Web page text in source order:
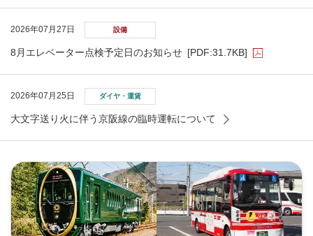
2026年07月27日 設備
8月エレベーター点検予定日のお知らせ [PDF:31.7KB]
2026年07月25日 ダイヤ・運賃
大文字送り火に伴う京阪線の臨時運転について